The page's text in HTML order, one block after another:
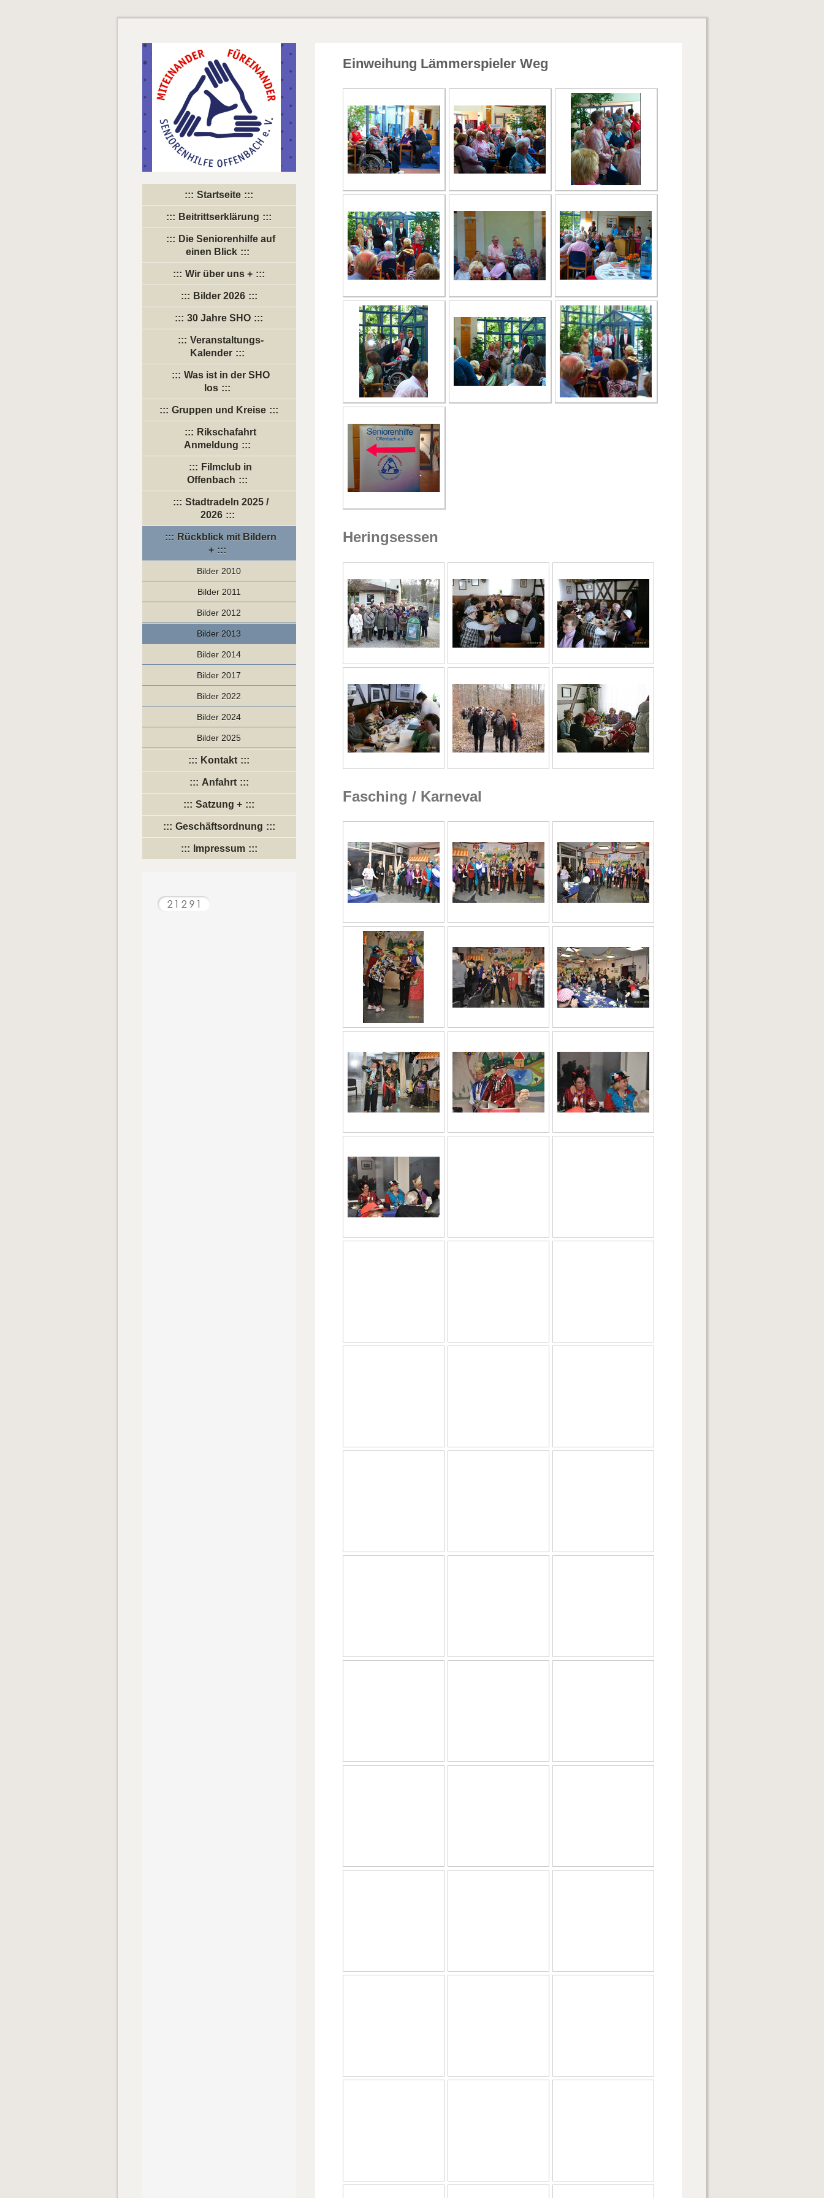
Startseite
Beitrittserklärung
Die Seniorenhilfe auf
einen Blick
Wir über uns +
Bilder 2026
30 Jahre SHO
Veranstaltungs-
Kalender
Was ist in der SHO
los
Gruppen und Kreise
Rikschafahrt
Anmeldung
Filmclub in
Offenbach
Stadtradeln 2025 /
2026
Rückblick mit Bildern
+
Bilder 2010
Bilder 2011
Bilder 2012
Bilder 2013
Bilder 2014
Bilder 2017
Bilder 2022
Bilder 2024
Bilder 2025
Kontakt
Anfahrt
Satzung +
Geschäftsordnung
Impressum
Einweihung Lämmerspieler Weg
Heringsessen
Fasching / Karneval